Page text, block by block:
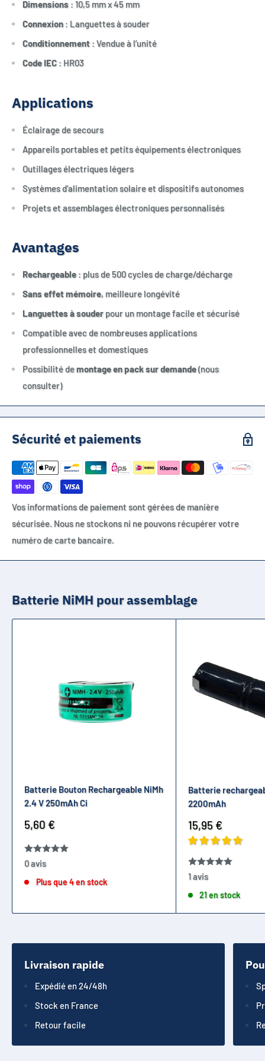
Dimensions : 10,5 mm x 45 mm
Connexion: Languettes à souder
Conditionnement : Vendue à l’unité
Code IEC: HR03
Applications
Éclairage de secours
Appareils portables et petits équipements électroniques
Outillages électriques légers
Systèmes d’alimentation solaire et dispositifs autonomes
Projets et assemblages électroniques personnalisés
Avantages
Rechargeable: plus de 500 cycles de charge/décharge
Sans effet mémoire, meilleure longévité
Languettes à souder pour un montage facile et sécurisé
Compatible avec de nombreuses applications
professionnelles et domestiques
Possibilité demontage en pack sur demande(nous
consulter)
Sécurité et paiements
Vos informations de paiement sont gérées de manière
sécurisée. Nous ne stockons ni ne pouvons récupérer votre
numéro de carte bancaire.
Batterie NiMH pour assemblage
Batterie Bouton Rechargeable NiMh
2.4 V 250mAh Ci
Prix
réduit
5,60 €
0 avis
Plus que 4 en stock
Batterie
2200mAh
Prix
réduit
15,95 €
1 avis
21 en stock
Livraison rapide
Expédié en 24/48h
Stock en France
Retour facile